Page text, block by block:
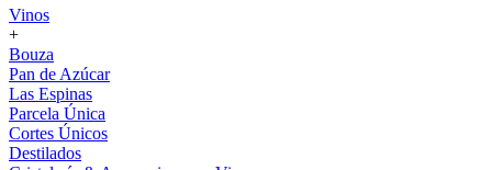
Vinos
+
Bouza
Pan de Azúcar
Las Espinas
Parcela Única
Cortes Únicos
Destilados